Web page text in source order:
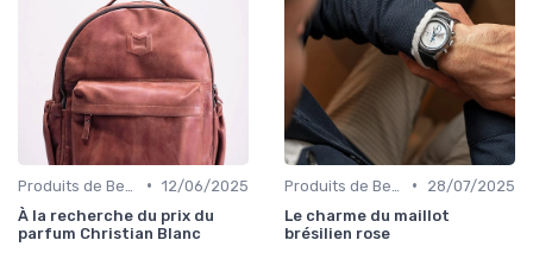
• 12/06/2025
À la recherche du prix du
parfum Christian Blanc
•
28/07/2025
Le charme du maillot
brésilien rose